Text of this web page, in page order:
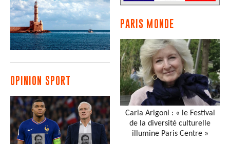
OPINION SPORT
PARIS MONDE
Carla Arigoni : « le Festival
de la diversité culturelle
illumine Paris Centre »